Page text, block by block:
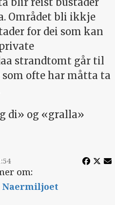
Området bli ikkje
for dei som kan
strandtomt går til
ofte har måtta ta
di» og «gralla»
om:
Naermiljoet